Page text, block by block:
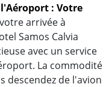
: Votre
arrivée à
Samos Calvia
avec un service
La commodité
descendez de l'avion